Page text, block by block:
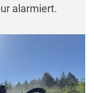
alarmiert.